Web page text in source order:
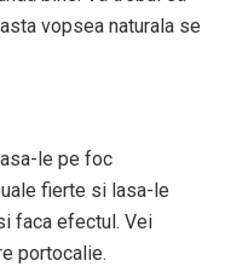
vopsea naturala se
le pe foc
fierte si lasa-le
faca efectul. Vei
portocalie.